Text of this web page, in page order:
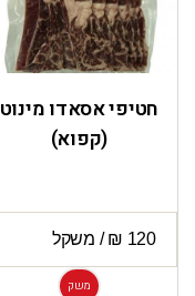
חטיפי אסאדו מינוט
(קפוא)
משק